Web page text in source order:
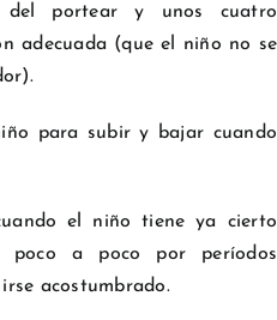
del portear y unos cuatro
adecuada (que el niño no se
para subir y bajar cuando
el niño tiene ya cierto
poco a poco por períodos
acostumbrado.